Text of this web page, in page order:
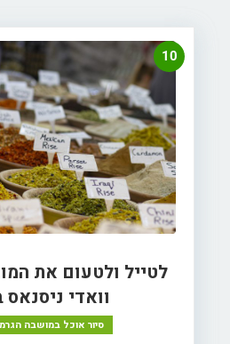
10
לטייל ולטעום את
וואדי
סיור אוכל במושבה